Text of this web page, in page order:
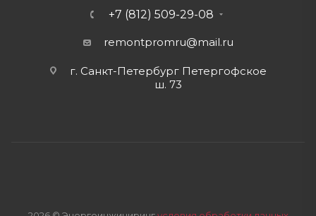
+7 (812) 509-29-08
remontpromru@mail.ru
г. Санкт-Петербург Петергофское
ш. 73